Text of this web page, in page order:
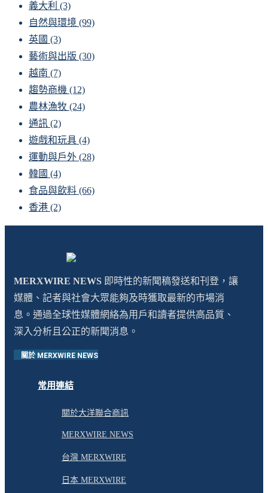
義大利 (3)
自然與環境 (99)
英國 (3)
藝術與出版 (30)
越南 (7)
趨勢商機 (12)
農林漁牧 (24)
通訊 (2)
遊戲和玩具 (4)
運動與戶外 (28)
韓國 (4)
食品與飲料 (66)
香港 (2)
MERXWIRE NEWS 即時性的新聞稿發送和刊登，讓
媒體、記者與社會大眾能夠及時獲取最新的市場消
息。通過全球性媒體網絡為用戶和讀者提供高品質、
深入分析且公正的新聞消息。
關於 MERXWIRE NEWS
常用連結
關於大洋聯合商訊
MERXWIRE NEWS
台灣 MERXWIRE
日本 MERXWIRE